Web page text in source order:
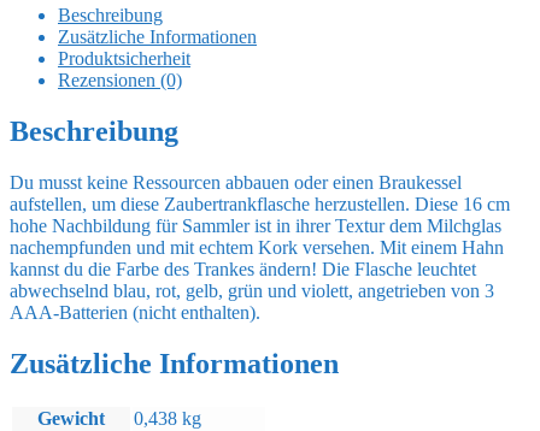
Menge
Beschreibung
Zusätzliche Informationen
Produktsicherheit
Rezensionen (0)
Beschreibung
Du musst keine Ressourcen abbauen oder einen Braukessel
aufstellen, um diese Zaubertrankflasche herzustellen. Diese 16 cm
hohe Nachbildung für Sammler ist in ihrer Textur dem Milchglas
nachempfunden und mit echtem Kork versehen. Mit einem Hahn
kannst du die Farbe des Trankes ändern! Die Flasche leuchtet
abwechselnd blau, rot, gelb, grün und violett, angetrieben von 3
AAA-Batterien (nicht enthalten).
Zusätzliche Informationen
Gewicht 0,438 kg